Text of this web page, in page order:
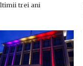
trei ani